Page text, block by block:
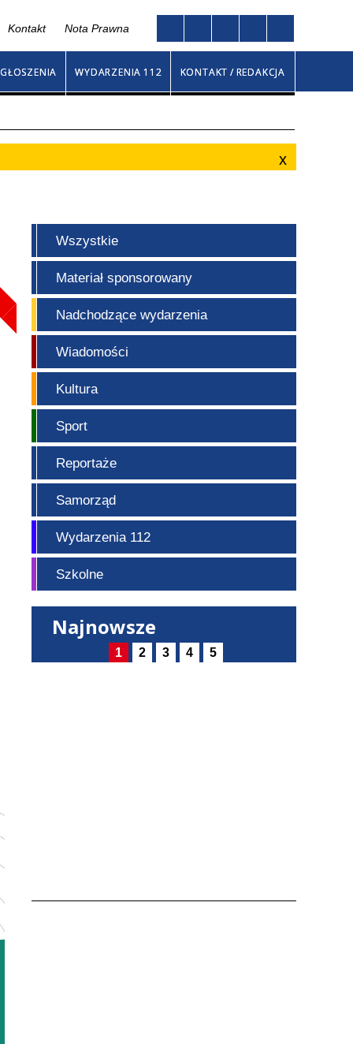
Kontakt Nota Prawna
WYDARZENIA 112 KONTAKT / REDAKCJA
Wszystkie
Materiał sponsorowany
Nadchodzące wydarzenia
Wiadomości
Kultura
Sport
Reportaże
Samorząd
Wydarzenia 112
Szkolne
Najnowsze
1 2 3 4 5